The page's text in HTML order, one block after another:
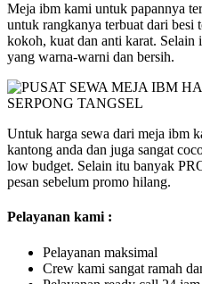
Meja ibm kami untuk papannya
untuk rangkanya terbuat dari besi
kokoh, kuat dan anti karat.
yang warna-warni dan bersih.
Untuk harga sewa dari meja ibm
kantong anda dan juga sangat
low budget. Selain itu banyak
pesan sebelum promo hilang.
Pelayanan kami :
Pelayanan maksimal
Crew kami sangat ramah